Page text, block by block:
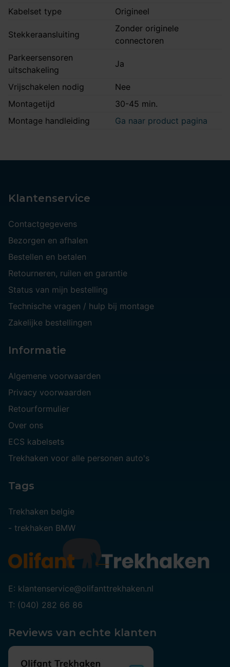
Kabelset type
Origineel
Stekkeraansluiting
Zonder originele
connectoren
Parkeersensoren
uitschakeling
Ja
Vrijschakelen nodig
Nee
Montagetijd
30-45 min.
Montage handleiding
Ga naar product pagina
Klantenservice
Contactgegevens
Bezorgen en afhalen
Bestellen en betalen
Retourneren, ruilen en garantie
Status van mijn bestelling
Technische vragen / hulp bij montage
Zakelijke bestellingen
Informatie
Algemene voorwaarden
Privacy voorwaarden
Retourformulier
Over ons
ECS kabelsets
Trekhaken voor alle personen auto's
Tags
Trekhaken belgie
- trekhaken BMW
E: klantenservice@olifanttrekhaken.nl
T: (040) 282 66 86
Reviews van echte klanten